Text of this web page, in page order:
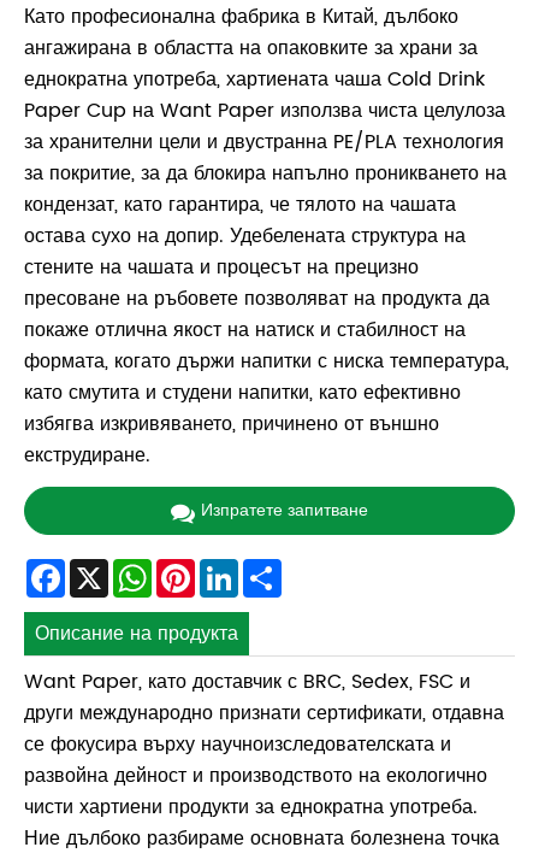
Като професионална фабрика в Китай, дълбоко
ангажирана в областта на опаковките за храни за
еднократна употреба, хартиената чаша Cold Drink
Paper Cup на Want Paper използва чиста целулоза
за хранителни цели и двустранна PE/PLA технология
за покритие, за да блокира напълно проникването на
кондензат, като гарантира, че тялото на чашата
остава сухо на допир. Удебелената структура на
стените на чашата и процесът на прецизно
пресоване на ръбовете позволяват на продукта да
покаже отлична якост на натиск и стабилност на
формата, когато държи напитки с ниска температура,
като смутита и студени напитки, като ефективно
избягва изкривяването, причинено от външно
екструдиране.
Изпратете запитване
Facebook
X WhatsApp
Pinterest
LinkedIn
Описание на продукта
Want Paper, като доставчик с BRC, Sedex, FSC и
други международно признати сертификати, отдавна
се фокусира върху научноизследователската и
развойна дейност и производството на екологично
чисти хартиени продукти за еднократна употреба.
Ние дълбоко разбираме основната болезнена точка